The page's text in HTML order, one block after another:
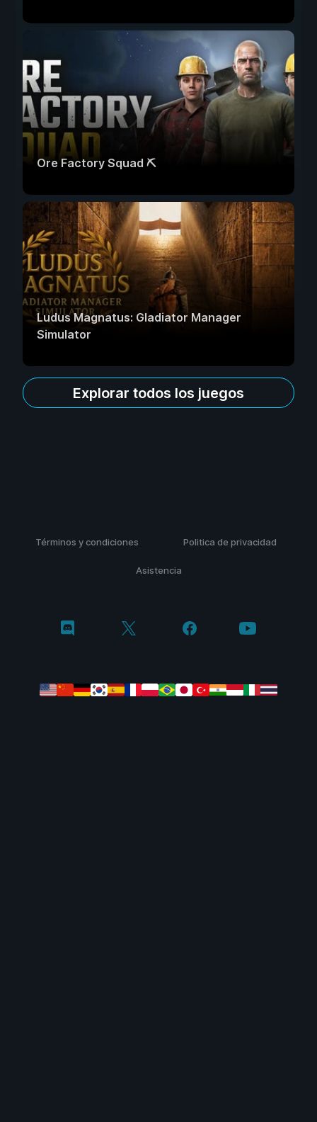
Ore Factory Squad ⛏️
Ludus Magnatus: Gladiator Manager
Simulator
Explorar todos los juegos
Términos y condiciones Politica de privacidad
Asistencia